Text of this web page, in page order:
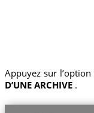
Appuyez sur l’option
D’UNE ARCHIVE.